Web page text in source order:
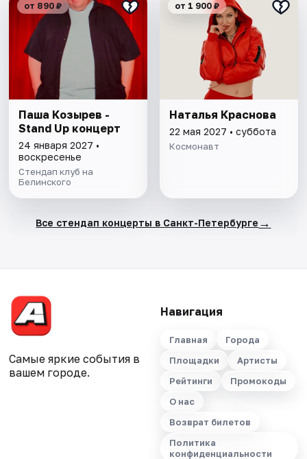
от 890 ₽
Паша Козырев -
Stand Up концерт
24 января 2027 •
воскресенье
Стендап клуб на
Белинского
от 1 900 ₽
Наталья Краснова
22 мая 2027 • суббота
Космонавт
Все стендап концерты в Санкт-Петербурге →
Самые яркие события в
вашем городе.
Навигация
Главная
Города
Площадки
Артисты
Рейтинги
Промокоды
О нас
Возврат билетов
Политика
конфиденциальности